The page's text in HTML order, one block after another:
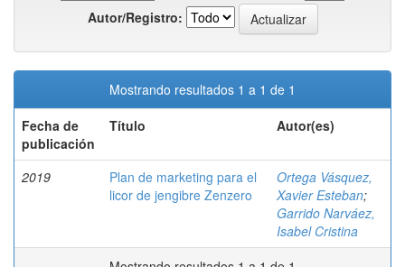
Autor/Registro:
Mostrando resultados 1 a 1 de 1
Fecha de
publicación
Título Autor(es)
2019
Plan de marketing para el
licor de jengibre Zenzero
Ortega Vásquez,
Xavier Esteban;
Garrido Narváez,
Isabel Cristina